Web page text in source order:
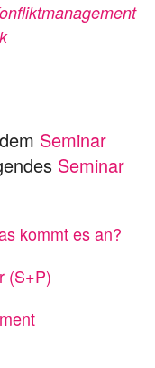
Seminar
Seminar
kommt es an?
(S+P)